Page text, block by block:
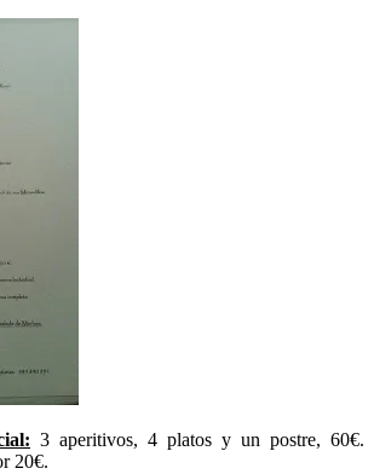
3 aperitivos, 4 platos y un postre, 60€.
20€.